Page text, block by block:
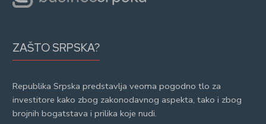
ZAŠTO SRPSKA?
Republika Srpska predstavlja veoma pogodno tlo za
investitore kako zbog zakonodavnog aspekta, tako i zbog
brojnih bogatstava i prilika koje nudi.